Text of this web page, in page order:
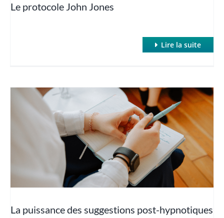
Hypnose quantique
La puissance des suggestions post-hypnotiques
La thérapie des parties
Le protocole John Jones
Redonner la parole à l’inconscient
Le protocole John Jones
Lire la suite
La puissance des suggestions post-hypnotiques